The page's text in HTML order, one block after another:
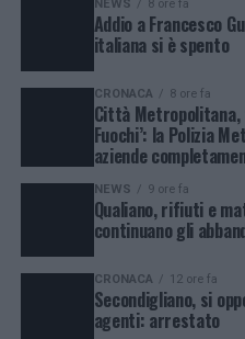
NEWS 8 ore fa
Addio a Francesco
italiana si è spento
CRONACA 8 ore fa
Città Metropolitana,
Fuochi’: la Polizia
aziende
NEWS 9 ore fa
Qualiano, rifiuti e
continuano gli
CRONACA 12 ore fa
Secondigliano, si
agenti: arrestato